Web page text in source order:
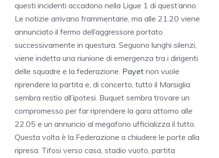
questi incidenti accadono nella Ligue 1 di quest’anno.
Le notizie arrivano frammentarie, ma alle 21.20 viene
annunciato il fermo dell’aggressore portato
successivamente in questura. Seguono lunghi silenzi,
viene indetta una riunione di emergenza tra i dirigenti
delle squadre e la federazione. Payet non vuole
riprendere la partita e, di concerto, tutto il Marsiglia
sembra restio all’ipotesi. Buquet sembra trovare un
compromesso per far riprendere la gara attorno alle
22.05 e un annuncio al megafono ufficializza il tutto.
Questa volta è la Federazione a chiudere le porte alla
ripresa. Tifosi verso casa, stadio vuoto, partita